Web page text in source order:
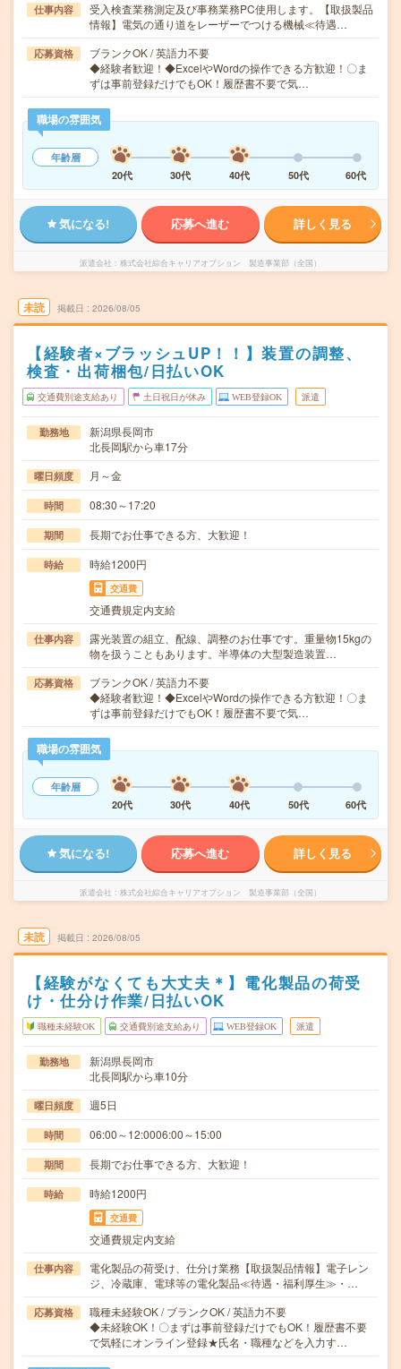
仕事内容
受入検査業務測定及び事務業務PC使用します。【取扱製品
情報】電気の通り道をレーザーでつける機械≪待遇…
応募資格
ブランクOK / 英語力不要
◆経験者歓迎！◆ExcelやWordの操作できる方歓迎！〇ま
ずは事前登録だけでもOK！履歴書不要で気…
職場の雰囲気
年齢層
20代
30代 40代 50代 60代
気になる! 応募へ進む 詳しく見る
派遣会社 株式会社綜合キャリアオプション 製造事業部（全国）
未読 掲載日 2026/08/05
【経験者×ブラッシュUP！！】装置の調整、
検査・出荷梱包/日払いOK
交通費別途支給あり 土日祝日が休み WEB登録OK 派遣
勤務地
新潟県長岡市
北長岡駅から車17分
曜日頻度 月～金
時間 08:30～17:20
期間 長期でお仕事できる方、大歓迎！
時給 時給1200円
交通費
交通費規定内支給
仕事内容
露光装置の組立、配線、調整のお仕事です。重量物15kgの
物を扱うこともあります。半導体の大型製造装置…
応募資格
ブランクOK / 英語力不要
◆経験者歓迎！◆ExcelやWordの操作できる方歓迎！〇ま
ずは事前登録だけでもOK！履歴書不要で気…
職場の雰囲気
年齢層
20代
30代 40代 50代 60代
気になる! 応募へ進む 詳しく見る
派遣会社 株式会社綜合キャリアオプション 製造事業部（全国）
未読 掲載日 2026/08/05
【経験がなくても大丈夫＊】電化製品の荷受
け・仕分け作業/日払いOK
職種未経験OK 交通費別途支給あり WEB登録OK 派遣
勤務地
新潟県長岡市
北長岡駅から車10分
曜日頻度 週5日
時間 06:00～12:0006:00～15:00
期間 長期でお仕事できる方、大歓迎！
時給 時給1200円
交通費
交通費規定内支給
仕事内容
電化製品の荷受け、仕分け業務【取扱製品情報】電子レン
ジ、冷蔵庫、電球等の電化製品≪待遇・福利厚生≫・…
応募資格
職種未経験OK / ブランクOK / 英語力不要
◆未経験OK！〇まずは事前登録だけでもOK！履歴書不要
で気軽にオンライン登録★氏名・職種などを入力す…